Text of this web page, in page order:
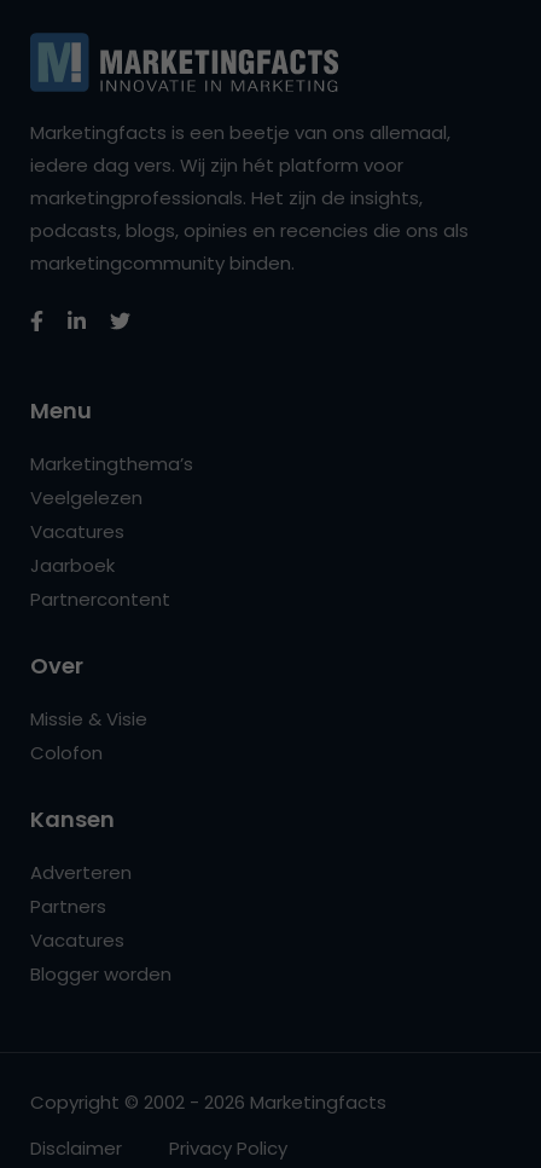
Marketingfacts is een beetje van ons allemaal,
iedere dag vers. Wij zijn hét platform voor
marketingprofessionals. Het zijn de insights,
podcasts, blogs, opinies en recencies die ons als
marketingcommunity binden.
Menu
Marketingthema’s
Veelgelezen
Vacatures
Jaarboek
Partnercontent
Over
Missie & Visie
Colofon
Kansen
Adverteren
Partners
Vacatures
Blogger worden
Copyright © 2002 - 2026 Marketingfacts
Disclaimer
Privacy Policy